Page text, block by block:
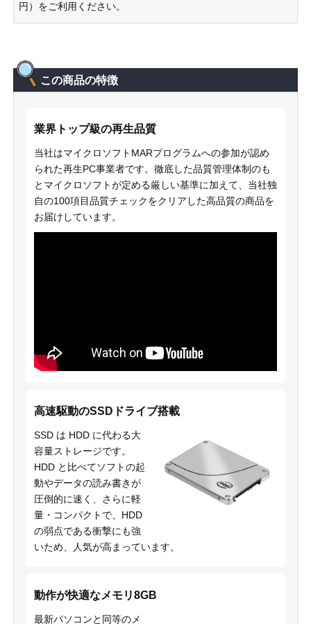
円）をご利用ください。
この商品の特徴
業界トップ級の再生品質
当社はマイクロソフトMARプログラムへの参加が認め
られた再生PC事業者です。徹底した品質管理体制のも
とマイクロソフトが定める厳しい基準に加えて、当社独
自の100項目品質チェックをクリアした高品質の商品を
お届けしています。
高速駆動のSSDドライブ搭載
SSD は HDD に代わる大
容量ストレージです。
HDD と比べてソフトの起
動やデータの読み書きが
圧倒的に速く、さらに軽
量・コンパクトで、HDD
の弱点である衝撃にも強
いため、人気が高まっています。
動作が快適なメモリ8GB
最新パソコンと同等のメ